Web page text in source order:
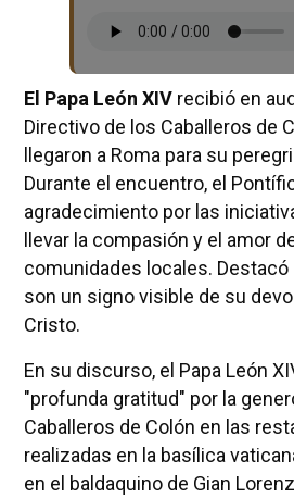
El Papa León XIVrecibió en
Directivo de los Caballeros de
llegaron a Roma para su
Durante el encuentro, el
agradecimiento por las
llevar la compasión y el amor
comunidades locales.
son un signo visible de su
Cristo.
En su discurso, el Papa León
"profunda gratitud" por la
Caballeros de Colón en las
realizadas en la basílica
en el baldaquino de Gian